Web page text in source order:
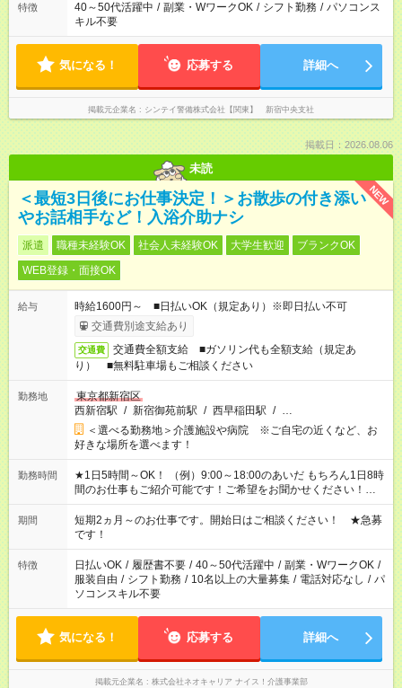
特徴 40～50代活躍中 / 副業・WワークOK / シフト勤務 / パソコンス
キル不要
気になる！ 応募する 詳細へ
掲載元企業名 シンテイ警備株式会社【関東】 新宿中央支社
掲載日：2026.08.06
未読
NEW
＜最短3日後にお仕事決定！＞お散歩の付き添い
やお話相手など！入浴介助ナシ
派遣 職種未経験OK 社会人未経験OK 大学生歓迎
ブランクOK
WEB登録・面接OK
給与
時給1600円～ ■日払いOK（規定あり）※即日払い不可
交通費別途支給あり
交通費
交通費全額支給 ■ガソリン代も全額支給（規定あ
り） ■無料駐車場もご相談ください
勤務地
東京都新宿区
西新宿駅 / 新宿御苑前駅 / 西早稲田駅 / …
＜選べる勤務地＞介護施設や病院 ※ご自宅の近くなど、お
好きな場所を選べます！
勤務時間
★1日5時間～OK！ （例）9:00～18:00のあいだ もちろん1日8時
間のお仕事もご紹介可能です！ご希望をお聞かせください！★家
庭の都合でお休みが必要な場合も遠慮なくご相談ください。 ※
週最低15時間以上の勤務が必要です
期間
短期2ヵ月～のお仕事です。開始日はご相談ください！ ★急募
です！
特徴 日払いOK / 履歴書不要 / 40～50代活躍中 / 副業・WワークOK /
服装自由 / シフト勤務 / 10名以上の大量募集 / 電話対応なし / パ
ソコンスキル不要
気になる！ 応募する 詳細へ
掲載元企業名 株式会社ネオキャリア ナイス！介護事業部